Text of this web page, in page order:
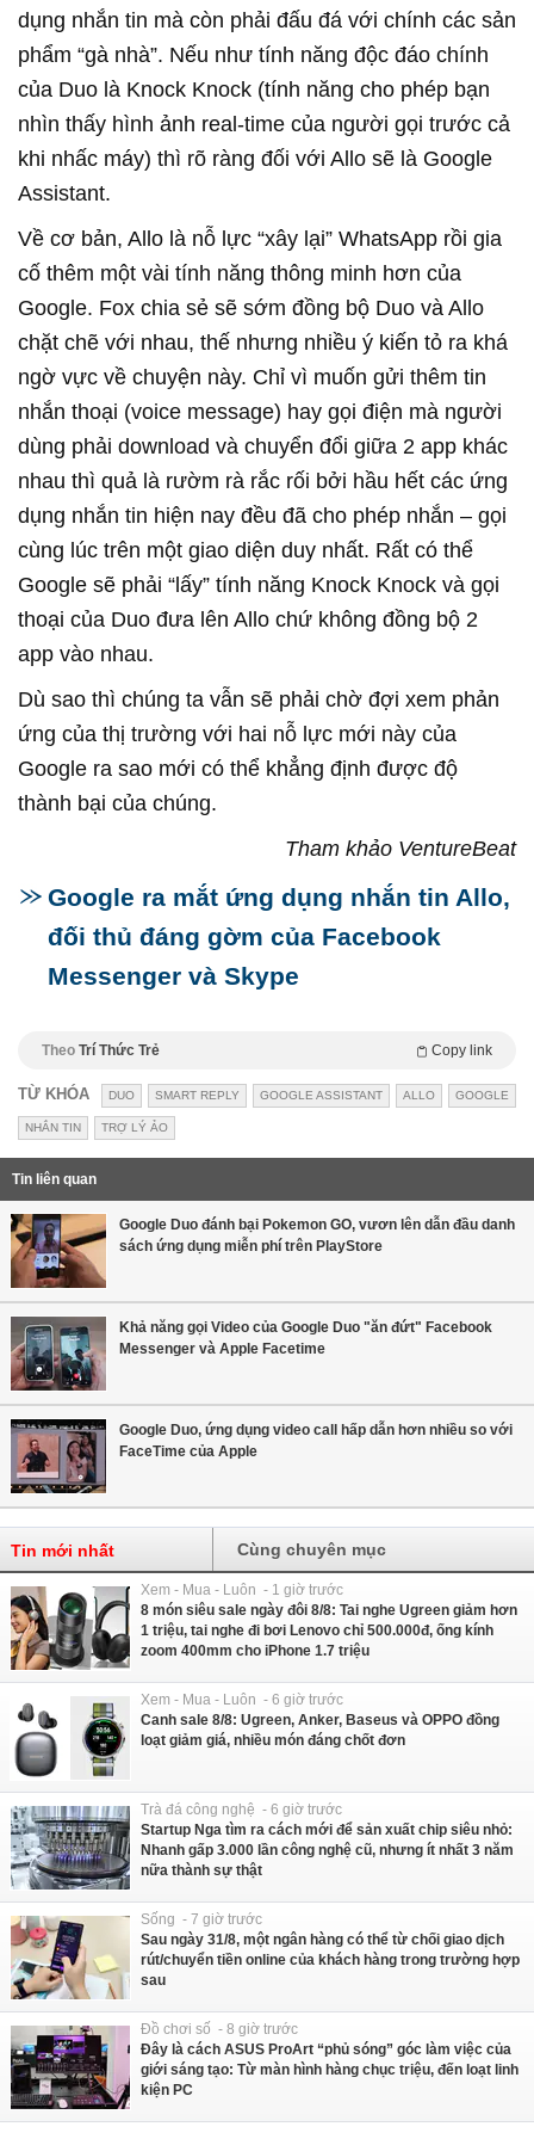
dụng nhắn tin mà còn phải đấu đá với chính các sản
phẩm “gà nhà”. Nếu như tính năng độc đáo chính
của Duo là Knock Knock (tính năng cho phép bạn
nhìn thấy hình ảnh real-time của người gọi trước cả
khi nhấc máy) thì rõ ràng đối với Allo sẽ là Google
Assistant.
Về cơ bản, Allo là nỗ lực “xây lại” WhatsApp rồi gia
cố thêm một vài tính năng thông minh hơn của
Google. Fox chia sẻ sẽ sớm đồng bộ Duo và Allo
chặt chẽ với nhau, thế nhưng nhiều ý kiến tỏ ra khá
ngờ vực về chuyện này. Chỉ vì muốn gửi thêm tin
nhắn thoại (voice message) hay gọi điện mà người
dùng phải download và chuyển đổi giữa 2 app khác
nhau thì quả là rườm rà rắc rối bởi hầu hết các ứng
dụng nhắn tin hiện nay đều đã cho phép nhắn – gọi
cùng lúc trên một giao diện duy nhất. Rất có thể
Google sẽ phải “lấy” tính năng Knock Knock và gọi
thoại của Duo đưa lên Allo chứ không đồng bộ 2
app vào nhau.
Dù sao thì chúng ta vẫn sẽ phải chờ đợi xem phản
ứng của thị trường với hai nỗ lực mới này của
Google ra sao mới có thể khẳng định được độ
thành bại của chúng.
Tham khảo VentureBeat
Google ra mắt ứng dụng nhắn tin Allo,
đối thủ đáng gờm của Facebook
Messenger và Skype
Theo Trí Thức Trẻ Copy link
TỪ KHÓA DUO SMART REPLY GOOGLE ASSISTANT ALLO GOOGLE
NHẮN TIN TRỢ LÝ ẢO
Tin liên quan
Google Duo đánh bại Pokemon GO, vươn lên dẫn đầu danh
sách ứng dụng miễn phí trên PlayStore
Khả năng gọi Video của Google Duo "ăn đứt" Facebook
Messenger và Apple Facetime
Google Duo, ứng dụng video call hấp dẫn hơn nhiều so với
FaceTime của Apple
Tin mới nhất Cùng chuyên mục
Xem - Mua - Luôn - 1 giờ trước
8 món siêu sale ngày đôi 8/8: Tai nghe Ugreen giảm hơn
1 triệu, tai nghe đi bơi Lenovo chỉ 500.000đ, ống kính
zoom 400mm cho iPhone 1.7 triệu
Xem - Mua - Luôn - 6 giờ trước
Canh sale 8/8: Ugreen, Anker, Baseus và OPPO đồng
loạt giảm giá, nhiều món đáng chốt đơn
Trà đá công nghệ - 6 giờ trước
Startup Nga tìm ra cách mới để sản xuất chip siêu nhỏ:
Nhanh gấp 3.000 lần công nghệ cũ, nhưng ít nhất 3 năm
nữa thành sự thật
Sống - 7 giờ trước
Sau ngày 31/8, một ngân hàng có thể từ chối giao dịch
rút/chuyển tiền online của khách hàng trong trường hợp
sau
Đồ chơi số - 8 giờ trước
Đây là cách ASUS ProArt “phủ sóng” góc làm việc của
giới sáng tạo: Từ màn hình hàng chục triệu, đến loạt linh
kiện PC